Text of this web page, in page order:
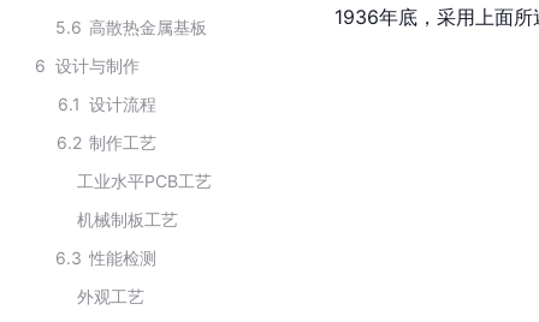
5.6 高散热金属基板
6 设计与制作
6.1 设计流程
6.2 制作工艺
工业水平PCB工艺
机械制板工艺
6.3 性能检测
外观工艺
1936年底，采用上面